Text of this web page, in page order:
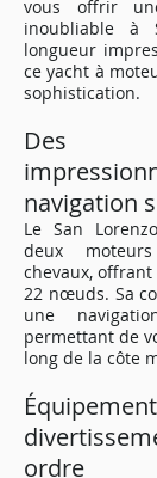
vous offrir
inoubliable à
longueur
ce yacht à
sophistication.
Des
navigation
Le San
deux
chevaux,
22 nœuds. Sa
une
permettant de
long de la côte
ordre